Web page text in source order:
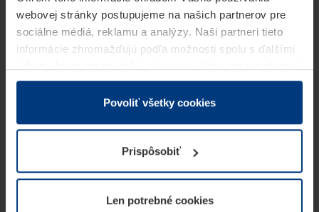
webovej stránky postupujeme na našich partnerov pre
sociálne médiá, reklamu a analýzy. Naši partneri tieto
informácie zhromažďujú podľa možnosti spolu s ďalšími
v rámci Vášho využívania služieb.
Z právneho hľadiska môžeme cookies ukladať na Vašom
prevádzku tejto stránky. Pre všetky ostatné typy cookie
potrebujeme Vaše povolenie. Vaše povolenie môžete
kedykoľvek zmeniť alebo odvolať vo vysvetlení cookie
našej webovej stránky.
Povoliť všetky cookies
Prispôsobiť
Len potrebné cookies